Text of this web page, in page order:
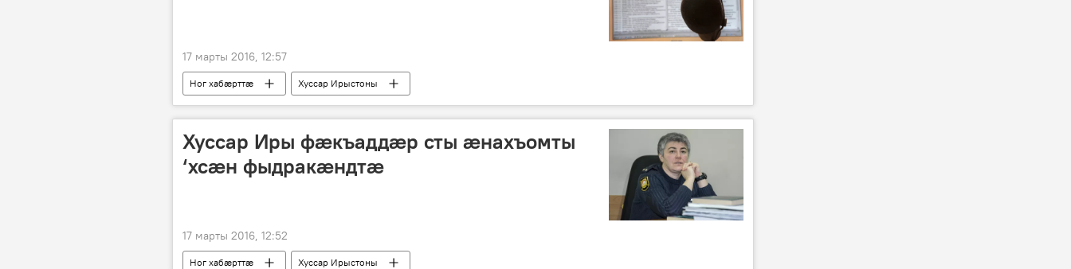
17 марты 2016, 12:57
Ног хабӕрттӕ Хуссар Ирыстоны
Хуссар Иры фӕкъаддӕр сты ӕнахъомты
‘хсӕн фыдракӕндтӕ
17 марты 2016, 12:52
Ног хабӕрттӕ Хуссар Ирыстоны